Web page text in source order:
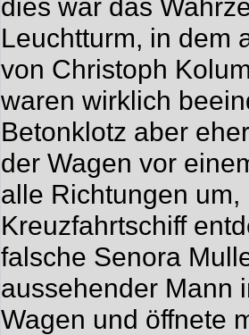
dies war das
Leuchtturm, in dem
von Christoph
waren wirklich
Betonklotz aber
der Wagen vor
alle Richtungen
Kreuzfahrtschiff
falsche Senora
aussehender Mann
Wagen und öffnete